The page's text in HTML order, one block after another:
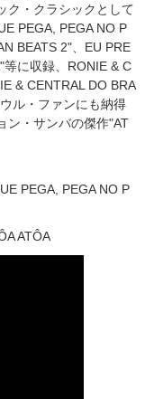
ク・クラシックとして
PEGA, PEGA NO P
BEATS 2"、EU PRE
に収録、RONIE & C
& CENTRAL DO BRA
ル・ファンにも納得
ン・サンバの傑作"AT
PEGA, PEGA NO P
ATÔA